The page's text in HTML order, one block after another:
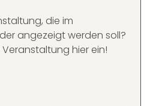
die im
angezeigt werden soll?
hier ein!